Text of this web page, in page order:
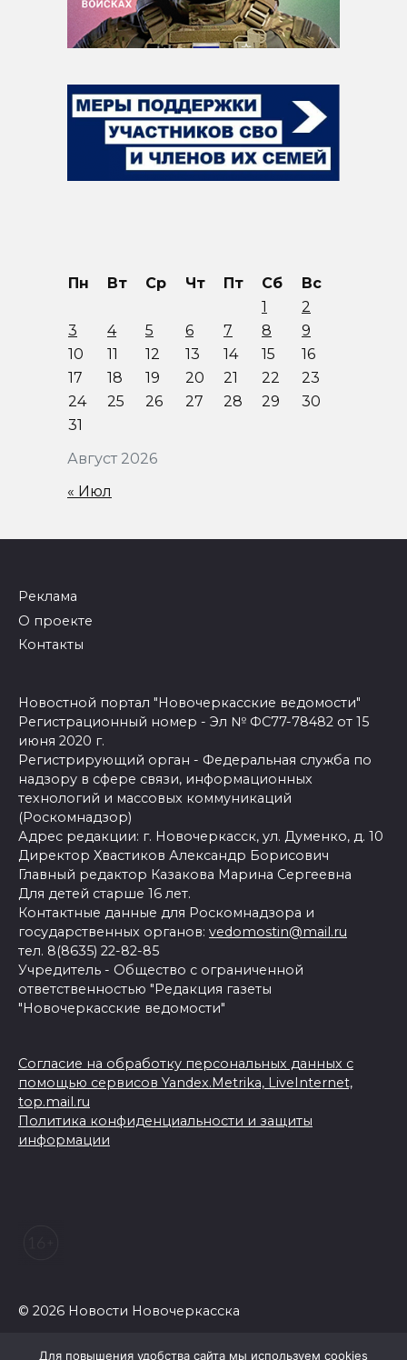
Август 2026
Пн Вт Ср Чт Пт Сб
Вс
1
2
3
4 5 6 7 8
9
10
11 12 13 14 15
16
17
18 19 20 21 22
23
24
25 26 27 28 29
30
31
« Июл
Реклама
О проекте
Контакты
Новостной портал "Новочеркасские ведомости"
Регистрационный номер - Эл № ФС77-78482 от 15
июня 2020 г.
Регистрирующий орган - Федеральная служба по
надзору в сфере связи, информационных
технологий и массовых коммуникаций
(Роскомнадзор)
Адрес редакции: г. Новочеркасск, ул. Думенко, д. 10
Директор Хвастиков Александр Борисович
Главный редактор Казакова Марина Сергеевна
Для детей старше 16 лет.
Контактные данные для Роскомнадзора и
государственных органов: vedomostin@mail.ru
тел. 8(8635) 22-82-85
Учредитель - Общество с ограниченной
ответственностью "Редакция газеты
"Новочеркасские ведомости"
Согласие на обработку персональных данных с
помощью сервисов Yandex.Metrika, LiveInternet,
top.mail.ru
Политика конфиденциальности и защиты
информации
© 2026 Новости Новочеркасска
Для повышения удобства сайта мы используем cookies